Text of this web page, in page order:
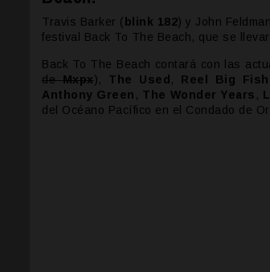
Travis Barker ( blink 182) y John
festival Back To The Beach, que se
Back To The Beach contará con las
deMxpx), The Used , Reel Big Fish
Anthony Green , The Wonder Years ,
del Océano Pacífico en el Condado de